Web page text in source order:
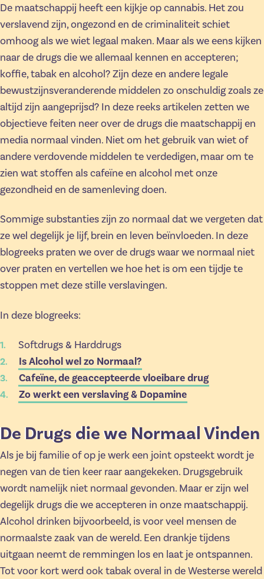
De maatschappij heeft een kijkje op cannabis. Het zou
verslavend zijn, ongezond en de criminaliteit schiet
omhoog als we wiet legaal maken. Maar als we eens kijken
naar de drugs die we allemaal kennen en accepteren;
koffie, tabak en alcohol? Zijn deze en andere legale
bewustzijnsveranderende middelen zo onschuldig zoals ze
altijd zijn aangeprijsd? In deze reeks artikelen zetten we
objectieve feiten neer over de drugs die maatschappij en
media normaal vinden. Niet om het gebruik van wiet of
andere verdovende middelen te verdedigen, maar om te
zien wat stoffen als cafeïne en alcohol met onze
gezondheid en de samenleving doen.
Sommige substanties zijn zo normaal dat we vergeten dat
ze wel degelijk je lijf, brein en leven beïnvloeden. In deze
blogreeks praten we over de drugs waar we normaal niet
over praten en vertellen we hoe het is om een tijdje te
stoppen met deze stille verslavingen.
In deze blogreeks:
Softdrugs & Harddrugs
Is Alcohol wel zo Normaal?
Cafeïne, de geaccepteerde vloeibare drug
Zo werkt een verslaving & Dopamine
De Drugs die we Normaal Vinden
Als je bij familie of op je werk een joint opsteekt wordt je
negen van de tien keer raar aangekeken. Drugsgebruik
wordt namelijk niet normaal gevonden. Maar er zijn wel
degelijk drugs die we accepteren in onze maatschappij.
Alcohol drinken bijvoorbeeld, is voor veel mensen de
normaalste zaak van de wereld. Een drankje tijdens
uitgaan neemt de remmingen los en laat je ontspannen.
Tot voor kort werd ook tabak overal in de Westerse wereld